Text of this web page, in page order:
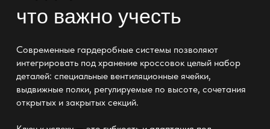
что важно учесть
Современные гардеробные системы позволяют
интегрировать под хранение кроссовок целый набор
деталей: специальные вентиляционные ячейки,
выдвижные полки, регулируемые по высоте, сочетания
открытых и закрытых секций.